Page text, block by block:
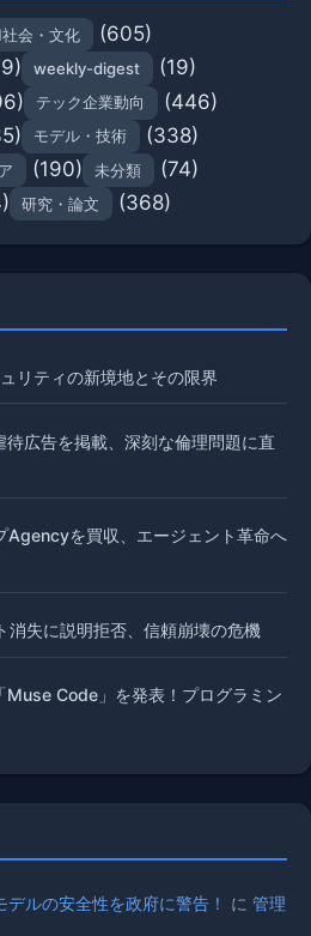
会・文化 (605)
weekly-digest (19)
テック企業動向 (446)
モデル・技術 (338)
(190) 未分類 (74)
研究・論文 (368)
リティの新境地とその限界
広告を掲載、深刻な倫理問題に直
Agencyを買収、エージェント革命へ
失に説明拒否、信頼崩壊の危機
Code」を発表！プログラミン
ルの安全性を政府に警告！ に 管理